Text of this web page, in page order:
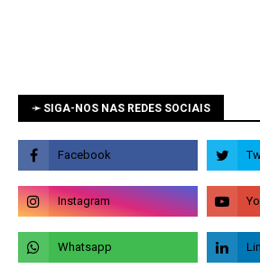
➛ SIGA-NOS NAS REDES SOCIAIS